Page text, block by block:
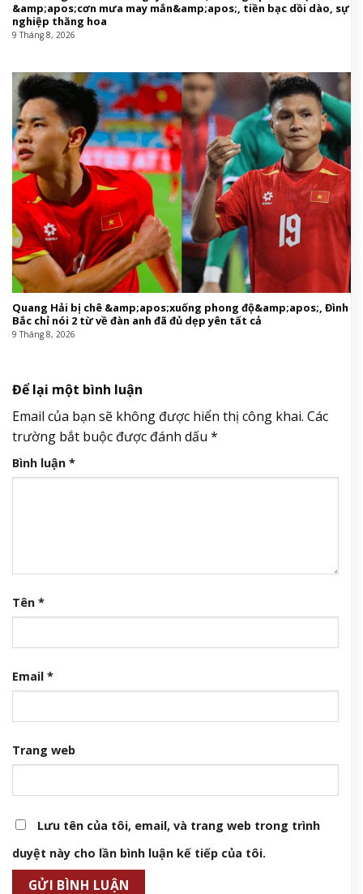
&amp;apos;cơn mưa may mắn&amp;apos;, tiền bạc dồi dào, sự
nghiệp thăng hoa
9 Tháng 8, 2026
Quang Hải bị chê &amp;apos;xuống phong độ&amp;apos;, Đình
Bắc chỉ nói 2 từ về đàn anh đã đủ dẹp yên tất cả
9 Tháng 8, 2026
Để lại một bình luận
Email của bạn sẽ không được hiển thị công khai. Các
trường bắt buộc được đánh dấu *
Bình luận *
Tên *
Email *
Trang web
Lưu tên của tôi, email, và trang web trong trình
duyệt này cho lần bình luận kế tiếp của tôi.